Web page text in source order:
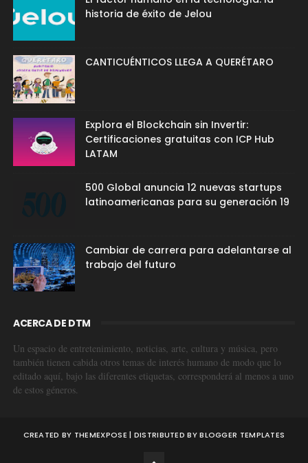
historia de éxito de Jelou
CANTICUÉNTICOS LLEGA A QUERÉTARO
Explora el Blockchain sin Invertir:
Certificaciones gratuitas con ICP Hub
LATAM
500 Global anuncia 12 nuevas startups
latinoamericanas para su generación 19
Cambiar de carrera para adelantarse al
trabajo del futuro
ACERCA DE DTM
Un espacio de entretenimiento, noticias, arte, cultura y música, pero
también tienen cabida otros temas de interés humano de modo que lo
editado aquí, bajo las diferentes etiquetas, corresponderá al menos a uno
de estos géneros.
CREATED BY THEMEXPOSE | DISTRIBUTED BYBLOGGER TEMPLATES